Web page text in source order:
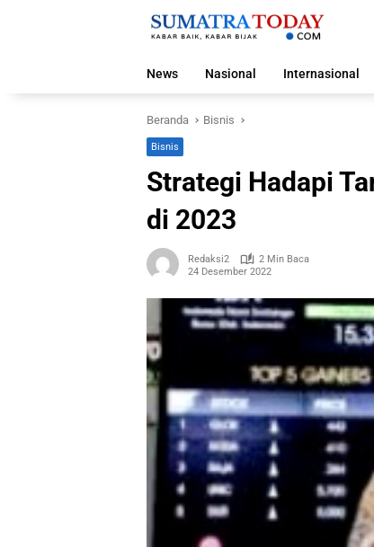
News
Nasional Internasional
Beranda Bisnis
Bisnis
Strategi Hadapi
di 2023
Redaksi2
2 Min Baca
24 Desember 2022